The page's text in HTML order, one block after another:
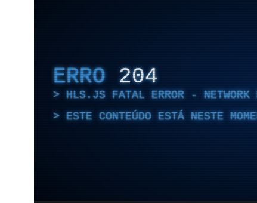
ERRO 204
HLS.JS FATAL ERROR - NETWORK
ESTE CONTEÚDO ESTÁ NESTE